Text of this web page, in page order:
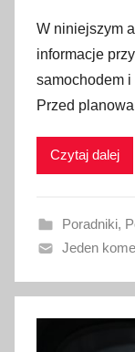
u
b
l
i
w
n
o
8
s
W niniejszym
informacje
samochodem
Przed
Czytaj dalej
Poradniki,
Jeden